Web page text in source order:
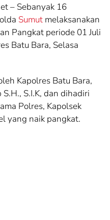
– Sebanyak 16
Sumut melaksanakan
Pangkat periode 01 Juli
Batu Bara, Selasa
Kapolres Batu Bara,
S.I.K, dan dihadiri
Polres, Kapolsek
yang naik pangkat.